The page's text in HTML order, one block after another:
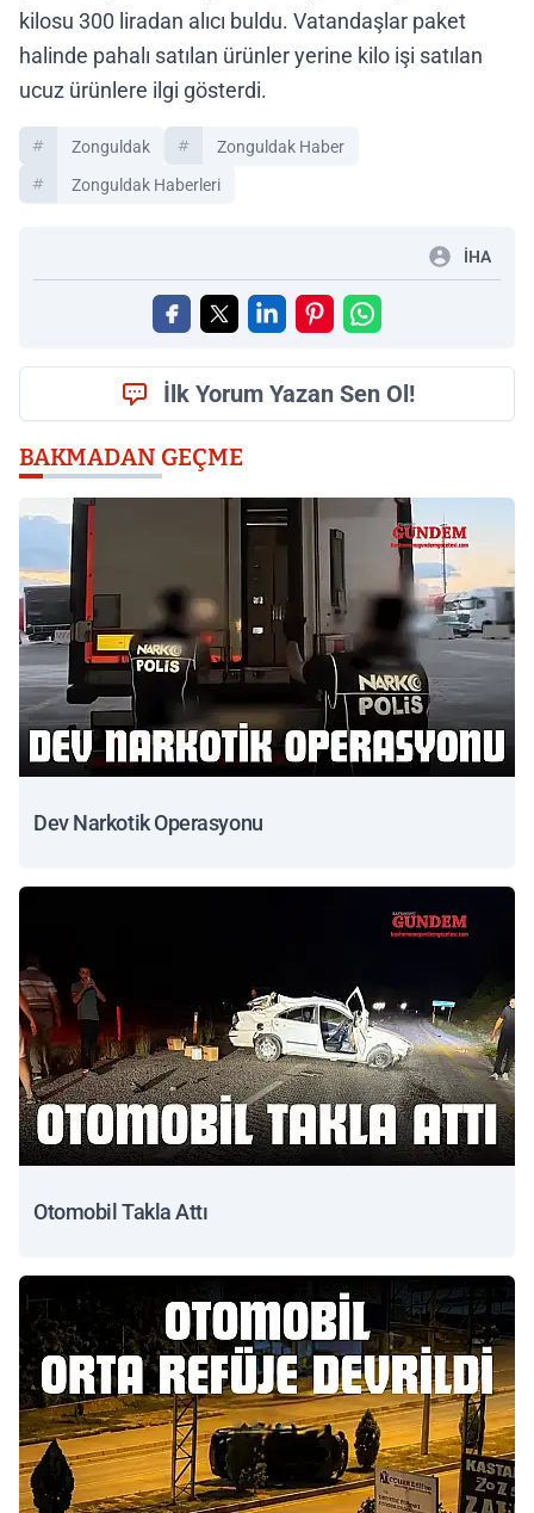
kilosu 300 liradan alıcı buldu. Vatandaşlar paket
halinde pahalı satılan ürünler yerine kilo işi satılan
ucuz ürünlere ilgi gösterdi.
Zonguldak
Zonguldak Haber
Zonguldak Haberleri
İHA
İlk Yorum Yazan Sen Ol!
BAKMADAN GEÇME
Dev Narkotik Operasyonu
Otomobil Takla Attı